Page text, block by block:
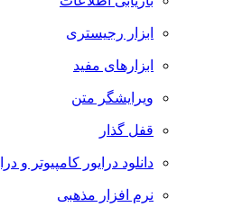
ابزار رجیستری
ابزارهای مفید
ویرایشگر متن
قفل گذار
دانلود درایور کامپیوتر و
نرم افزار مذهبی